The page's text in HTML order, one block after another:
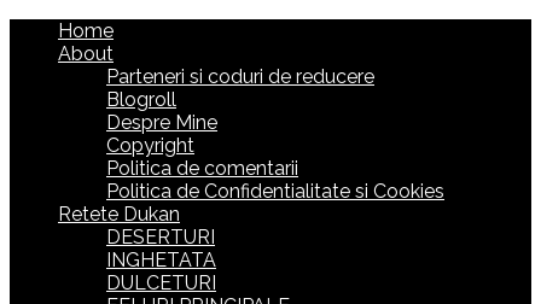
Home
About
Parteneri si coduri de reducere
Blogroll
Despre Mine
Copyright
Politica de comentarii
Politica de Confidentialitate si Cookies
Retete Dukan
DESERTURI
INGHETATA
DULCETURI